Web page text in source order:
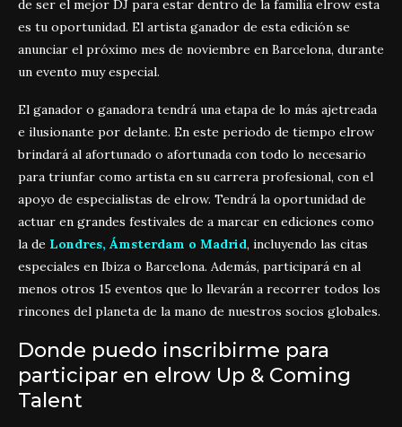
de ser el mejor DJ para estar dentro de la familia elrow esta
es tu oportunidad. El artista ganador de esta edición se
anunciar el próximo mes de noviembre en Barcelona, durante
un evento muy especial.
El ganador o ganadora tendrá una etapa de lo más ajetreada
e ilusionante por delante. En este periodo de tiempo elrow
brindará al afortunado o afortunada con todo lo necesario
para triunfar como artista en su carrera profesional, con el
apoyo de especialistas de elrow. Tendrá la oportunidad de
actuar en grandes festivales de a marcar en ediciones como
la de Londres, Ámsterdam o Madrid, incluyendo las citas
especiales en Ibiza o Barcelona. Además, participará en al
menos otros 15 eventos que lo llevarán a recorrer todos los
rincones del planeta de la mano de nuestros socios globales.
Donde puedo inscribirme para
participar en elrow Up & Coming
Talent